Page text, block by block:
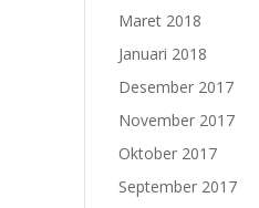
Maret 2018
Januari 2018
Desember 2017
November 2017
Oktober 2017
September 2017